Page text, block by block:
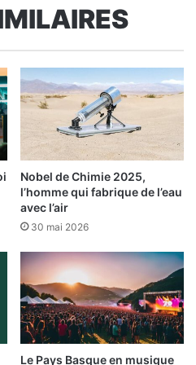
Nobel de Chimie 2025,
l’homme qui fabrique de l’eau
avec l’air
30 mai 2026
Le Pays Basque en musique